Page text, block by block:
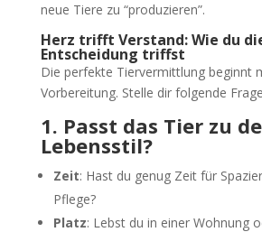
neue Tiere zu “produzieren”.
Herz trifft Verstand: Wie du
Entscheidung triffst
Die perfekte Tiervermittlung beginnt
Vorbereitung. Stelle dir folgende
1. Passt das Tier zu
Lebensstil?
Zeit: Hast du genug Zeit für
Pflege?
Platz: Lebst du in einer Wohnung